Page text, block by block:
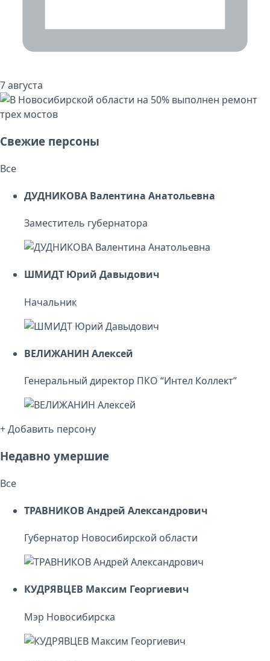
7 августа
Свежие персоны
Все
ДУДНИКОВА Валентина Анатольевна
Заместитель губернатора
ШМИДТ Юрий Давыдович
Начальник
ВЕЛИЖАНИН Алексей
Генеральный директор ПКО “Интел Коллект”
+ Добавить персону
Недавно умершие
Все
ТРАВНИКОВ Андрей Александрович
Губернатор Новосибирской области
КУДРЯВЦЕВ Максим Георгиевич
Мэр Новосибирска